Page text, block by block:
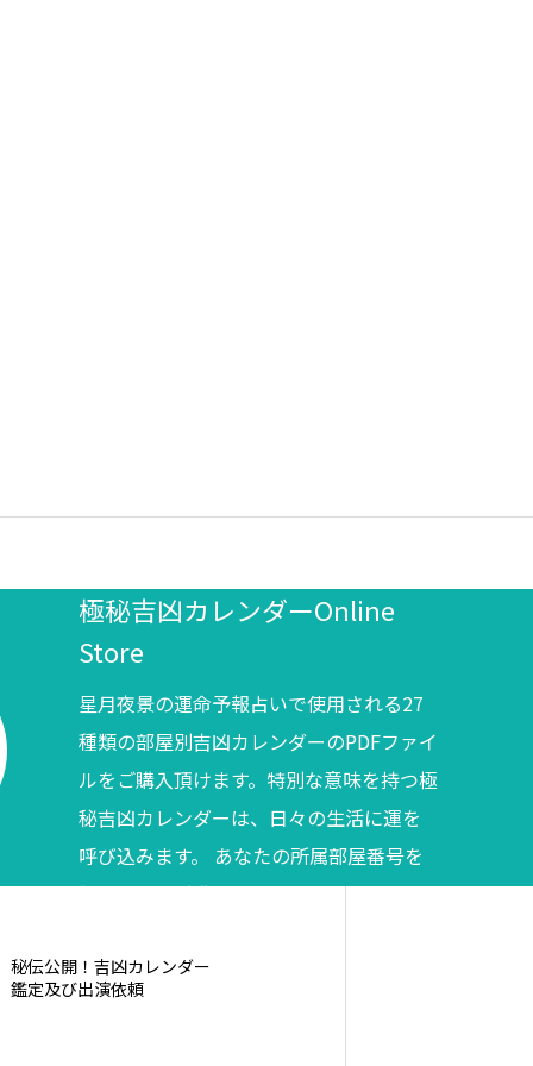
極秘吉凶カレンダーOnline
Store
星月夜景の運命予報占いで使用される27
種類の部屋別吉凶カレンダーのPDFファイ
ルをご購入頂けます。特別な意味を持つ極
秘吉凶カレンダーは、日々の生活に運を
呼び込みます。 あなたの所属部屋番号を
調べてからご購入ください。
秘伝公開！吉凶カレンダー
鑑定及び出演依頼